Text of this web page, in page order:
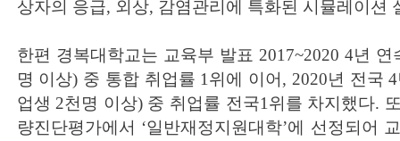
상자의 응급, 외상, 감염관리에 특화된 시뮬레이션
한편 경복대학교는 교육부 발표 2017~2020 4년
명 이상) 중 통합 취업률 1위에 이어, 2020년 전국
업생 2천명 이상) 중 취업률 전국1위를 차지했다.
량진단평가에서 ‘일반재정지원대학’에 선정되어